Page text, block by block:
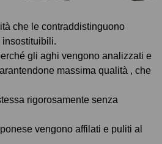
che le contraddistinguono
gli aghi vengono analizzati e
massima qualità , che
rigorosamente senza
vengono affilati e puliti al